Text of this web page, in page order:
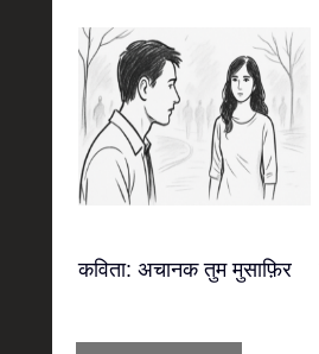
कविता: अचानक तुम मुसाफ़िर